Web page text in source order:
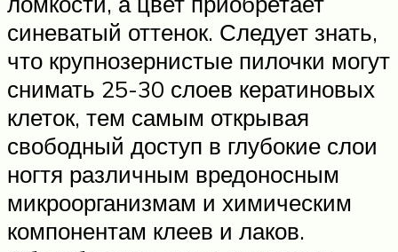
синеватый оттенок. Следует знать,
что крупнозернистые пилочки могут
снимать 25-30 слоев кератиновых
клеток, тем самым открывая
свободный доступ в глубокие слои
ногтя различным вредоносным
микроорганизмам и химическим
компонентам клеев и лаков.